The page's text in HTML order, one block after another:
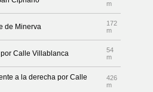
m
de Minerva
172
m
Calle Villablanca
54
m
a la derecha por Calle
426
m